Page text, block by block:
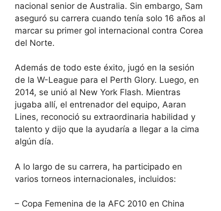
nacional senior de Australia. Sin embargo, Sam
aseguró su carrera cuando tenía solo 16 años al
marcar su primer gol internacional contra Corea
del Norte.
Además de todo este éxito, jugó en la sesión
de la W-League para el Perth Glory. Luego, en
2014, se unió al New York Flash. Mientras
jugaba allí, el entrenador del equipo, Aaran
Lines, reconoció su extraordinaria habilidad y
talento y dijo que la ayudaría a llegar a la cima
algún día.
A lo largo de su carrera, ha participado en
varios torneos internacionales, incluidos:
– Copa Femenina de la AFC 2010 en China